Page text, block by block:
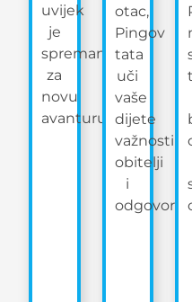
uvijek
je
spreman
za
novu
avanturu
otac,
Pingov
tata
uči
vaše
dijete
važnosti
obitelji
i